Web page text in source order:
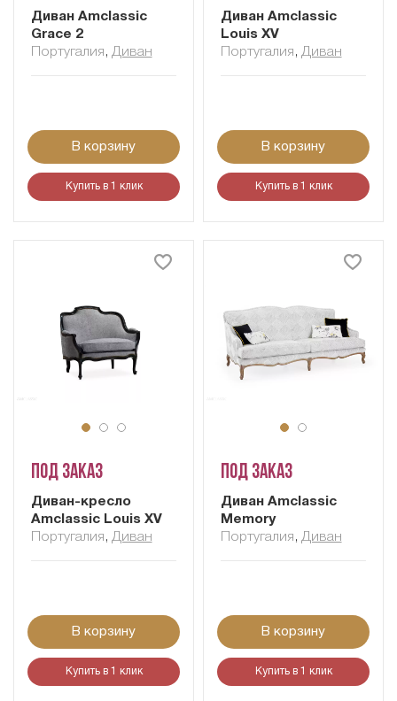
Диван Amclassic
Grace 2
Португалия , Диван
В корзину
Купить в 1 клик
Диван Amclassic
Louis XV
Португалия , Диван
В корзину
Купить в 1 клик
Под заказ
Диван-кресло
Amclassic Louis XV
Португалия , Диван
В корзину
Купить в 1 клик
Под заказ
Диван Amclassic
Memory
Португалия , Диван
В корзину
Купить в 1 клик